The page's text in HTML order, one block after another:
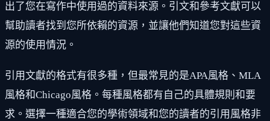
出了您在寫作中使用過的資料來源。引文和參考文獻可以
幫助讀者找到您所依賴的資源，並讓他們知道您對這些資
源的使用情況。
引用文獻的格式有很多種，但最常見的是APA風格、MLA
風格和Chicago風格。每種風格都有自己的具體規則和要
求。選擇一種適合您的學術領域和您的讀者的引用風格非